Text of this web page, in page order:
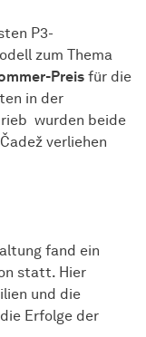
P3-
zum Thema
Preis für die
in der
wurden beide
verliehen
fand ein
statt. Hier
und die
Erfolge der